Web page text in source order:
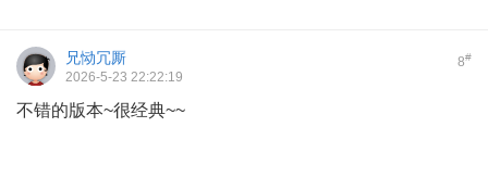
8#
兄恸冗厮
2026-5-23 22:22:19
不错的版本~很经典~~